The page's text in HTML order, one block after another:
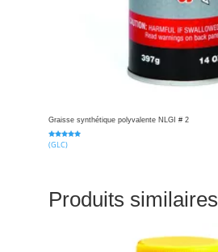
Graisse synthétique polyvalente NLGI # 2
Note
5.00
(GLC)
Produits similaires